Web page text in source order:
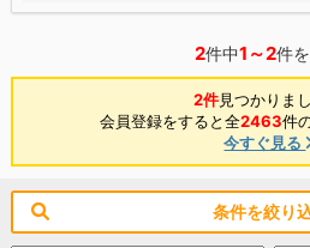
2件中1～2件
2件見つかりま
会員登録をすると全2463件
今すぐ見る
条件を絞り